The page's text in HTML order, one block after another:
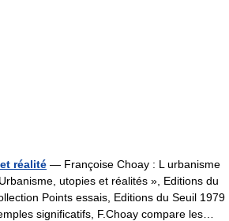
réalité — Françoise Choay : L urbanisme
utopies et réalités », Editions du
Points essais, Editions du Seuil 1979
significatifs, F.Choay compare les…